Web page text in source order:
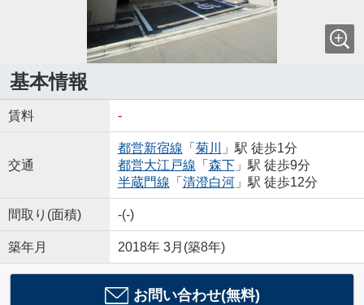
基本情報
賃料 -
交通
都営新宿線 「 菊川
」駅 徒歩1分
都営大江戸線 「 森下」駅 徒歩9分
半蔵門線 「 清澄白河」駅 徒歩12分
間取り(面積) -(-)
築年月 2018年 3月(築8年)
お問い合わせ(無料)